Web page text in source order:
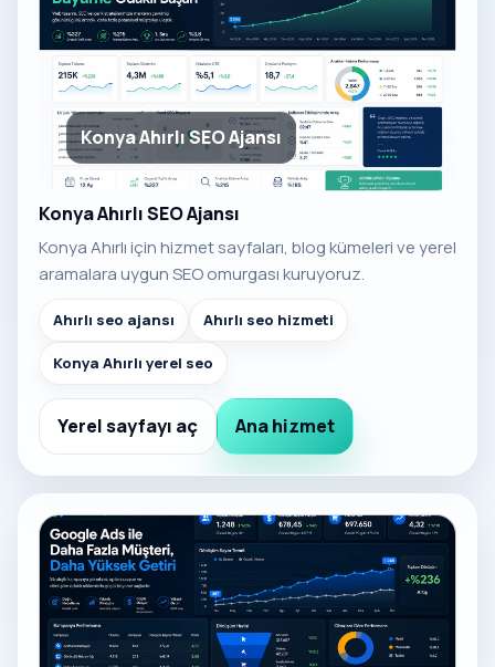
Konya Ahırlı SEO Ajansı
Konya Ahırlı SEO Ajansı
Konya Ahırlı için hizmet sayfaları, blog kümeleri ve yerel
aramalara uygun SEO omurgası kuruyoruz.
Ahırlı seo ajansı Ahırlı seo hizmeti
Konya Ahırlı yerel seo
Yerel sayfayı aç Ana hizmet